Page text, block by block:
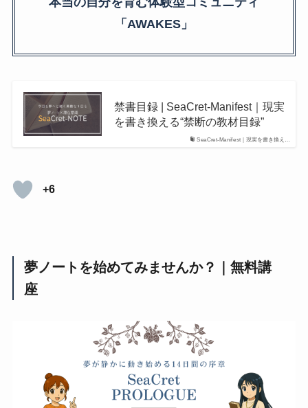
「AWAKES」
SeaCret-Manifest｜現実を書き換え…
禁書目録 | SeaCret-Manifest｜現実
を書き換える“禁断の教材目録”
+6
夢ノートを始めてみませんか？｜無料講
座